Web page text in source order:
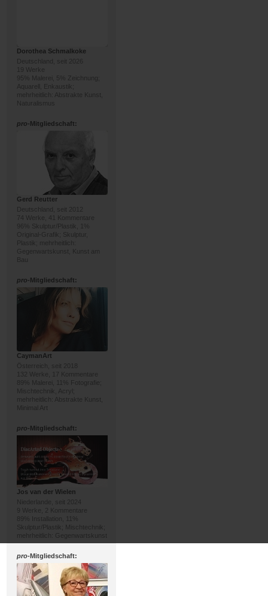
Dorothea Schmalkoke
Deutschland, seit 2026
19 Werke
95% Malerei, 5% Zeichnung;
Aquarell, Enkaustik;
mehrheitlich: Abstrakte Kunst,
Naturalismus
pro-Mitgliedschaft:
Gerd Reutter
Deutschland, seit 2012
74 Werke, 41 Kommentare
96% Skulptur/Plastik, 1%
Original-Grafik; Skulptur,
Plastik; mehrheitlich:
Gegenwartskunst, Kunst am
Bau
pro-Mitgliedschaft:
CaymanArt
Österreich, seit 2018
132 Werke, 17 Kommentare
89% Malerei, 11% Fotografie;
Mischtechnik, Acryl;
mehrheitlich: Abstrakte Kunst,
Minimal Art
pro-Mitgliedschaft:
Jos van der Wielen
Niederlande, seit 2024
9 Werke, 2 Kommentare
89% Installation, 11%
Skulptur/Plastik; Mischtechnik;
mehrheitlich: Gegenwartskunst
pro-Mitgliedschaft: